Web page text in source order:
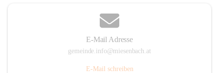
E-Mail Adresse
gemeinde.info@miesenbach.at
E-Mail schreiben